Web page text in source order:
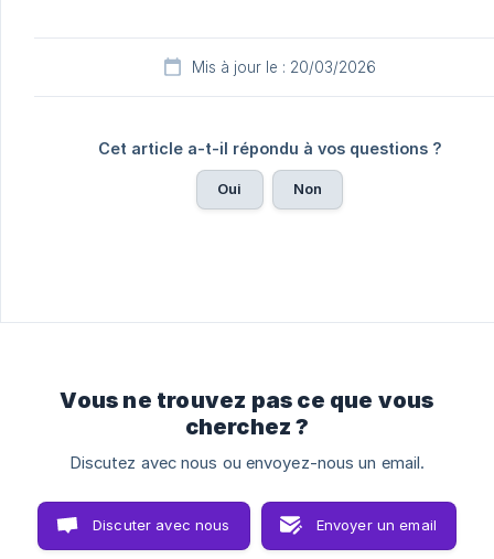
Mis à jour le : 20/03/2026
Cet article a-t-il répondu à vos questions ?
Oui Non
Vous ne trouvez pas ce que vous
cherchez ?
Discutez avec nous ou envoyez-nous un email.
Discuter avec nous Envoyer un email